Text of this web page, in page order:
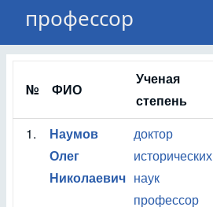
профессор
№ ФИО
Ученая
степень
1.
Наумов
Олег
Николаевич
доктор
исторических
наук
профессор